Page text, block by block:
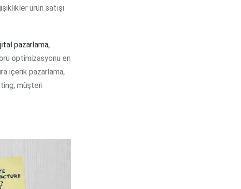
ürün satışı
pazarlama,
optimizasyonu en
içerik pazarlama,
müşteri